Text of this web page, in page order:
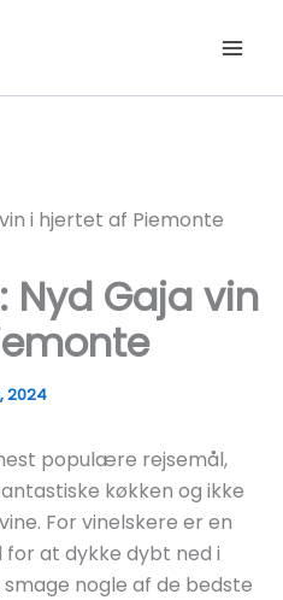
Nyd Gaja vin
2024
populære rejsemål,
køkken og ikke
For vinelskere er en
for at dykke dybt ned i
nogle af de bedste